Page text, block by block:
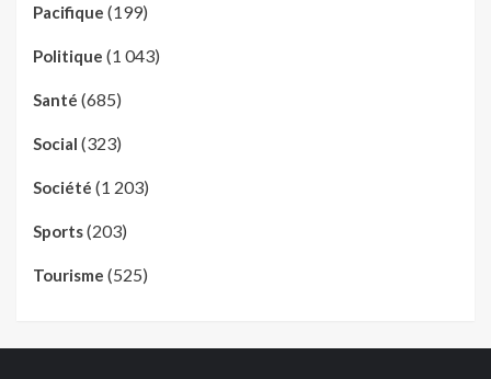
Pacifique (199)
Politique (1 043)
Santé (685)
Social (323)
Société (1 203)
Sports(203)
Tourisme (525)